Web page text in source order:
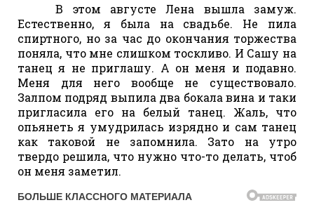
В этом августе Лена вышла замуж.
Естественно, я была на свадьбе. Не пила
спиртного, но за час до окончания торжества
поняла, что мне слишком тоскливо. И Сашу на
танец я не приглашу. А он меня и подавно.
Меня для него вообще не существовало.
Залпом подряд выпила два бокала вина и таки
пригласила его на белый танец. Жаль, что
опьянеть я умудрилась изрядно и сам танец
как таковой не запомнила. Зато на утро
твердо решила, что нужно что-то делать, чтоб
он меня заметил.